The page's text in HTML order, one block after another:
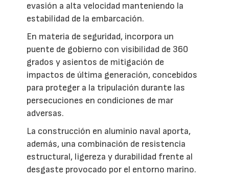
evasión a alta velocidad manteniendo la
estabilidad de la embarcación.
En materia de seguridad, incorpora un
puente de gobierno con visibilidad de 360
grados y asientos de mitigación de
impactos de última generación, concebidos
para proteger a la tripulación durante las
persecuciones en condiciones de mar
adversas.
La construcción en aluminio naval aporta,
además, una combinación de resistencia
estructural, ligereza y durabilidad frente al
desgaste provocado por el entorno marino.